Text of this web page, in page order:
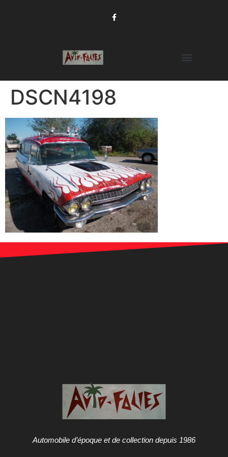
DSCN4198
Automobile d’époque et de collection depuis 1986